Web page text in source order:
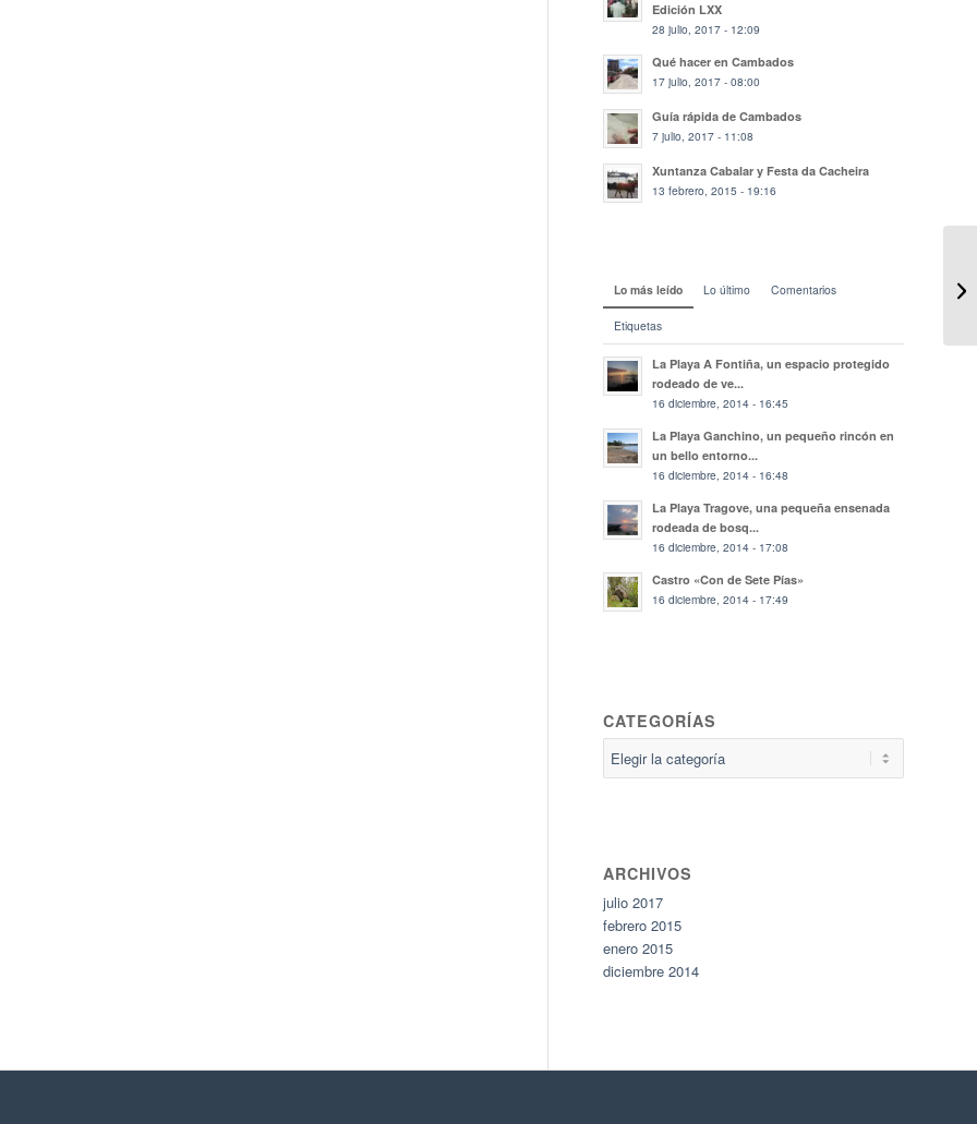
Edición LXX
28 julio, 2017 - 12:09
Qué hacer en Cambados
17 julio, 2017 - 08:00
Guía rápida de Cambados
7 julio, 2017 - 11:08
Xuntanza Cabalar y Festa da Cacheira
13 febrero, 2015 - 19:16
Lo más leído Lo último Comentarios
Etiquetas
La Playa A Fontiña, un espacio protegido
rodeado de ve...
16 diciembre, 2014 - 16:45
La Playa Ganchino, un pequeño rincón en
un bello entorno...
16 diciembre, 2014 - 16:48
La Playa Tragove, una pequeña ensenada
rodeada de bosq...
16 diciembre, 2014 - 17:08
Castro «Con de Sete Pías»
16 diciembre, 2014 - 17:49
CATEGORÍAS
ARCHIVOS
julio 2017
febrero 2015
enero 2015
diciembre 2014